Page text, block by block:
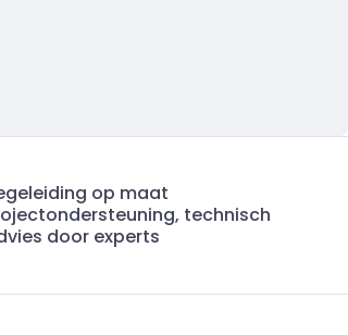
op maat
technisch
door experts